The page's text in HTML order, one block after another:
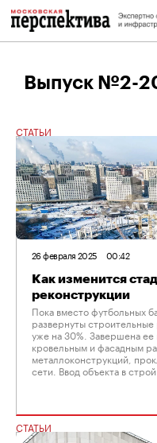
Выпуск №2-
СТАТЬИ
26 февраля 2025 00:42
Как изменится
реконструкции
Пока вместо футбольных
развернуты
уже на 30%. Завершена ее
кровельным и фасадным
металлоконструкций,
сети. Ввод объекта в
СТАТЬИ